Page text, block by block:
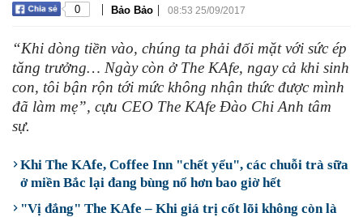
0 | Bảo Bảo | 08:53 25/09/2017
“Khi dòng tiền vào, chúng ta phải đối mặt với sức ép
tăng trưởng… Ngày còn ở The KAfe, ngay cả khi sinh
con, tôi bận rộn tới mức không nhận thức được mình
đã làm mẹ”, cựu CEO The KAfe Đào Chi Anh tâm
sự.
Khi The KAfe, Coffee Inn "chết yểu", các chuỗi trà sữa
ở miền Bắc lại đang bùng nổ hơn bao giờ hết
"Vị đắng" The KAfe – Khi giá trị cốt lõi không còn là